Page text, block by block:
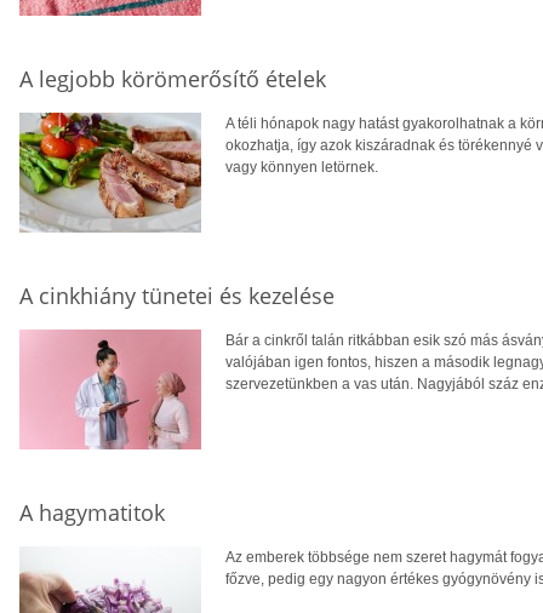
A legjobb körömerősítő ételek
A téli hónapok nagy hatást gyakorolhatnak a
okozhatja, így azok kiszáradnak és törékennyé
vagy könnyen letörnek.
A cinkhiány tünetei és kezelése
Bár a cinkről talán ritkábban esik szó más
valójában igen fontos, hiszen a második
szervezetünkben a vas után. Nagyjából száz
A hagymatitok
Az emberek többsége nem szeret hagymát
főzve, pedig egy nagyon értékes gyógynövény